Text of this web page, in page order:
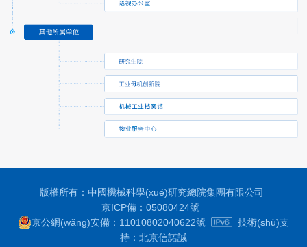
版權所有：中國機械科學(xué)研究總院集團有限公司
京ICP備：05080424號
京公網(wǎng)安備：11010802040622號
技術(shù)支
持： 北京信諾誠